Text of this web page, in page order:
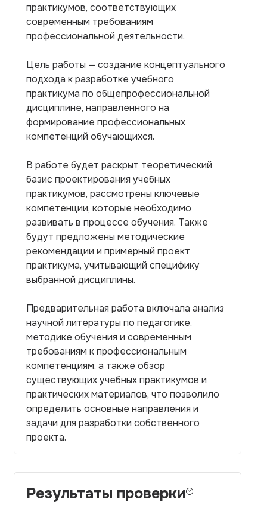
практикумов, соответствующих
современным требованиям
профессиональной деятельности.
Цель работы — создание концептуального
подхода к разработке учебного
практикума по общепрофессиональной
дисциплине, направленного на
формирование профессиональных
компетенций обучающихся.
В работе будет раскрыт теоретический
базис проектирования учебных
практикумов, рассмотрены ключевые
компетенции, которые необходимо
развивать в процессе обучения. Также
будут предложены методические
рекомендации и примерный проект
практикума, учитывающий специфику
выбранной дисциплины.
Предварительная работа включала анализ
научной литературы по педагогике,
методике обучения и современным
требованиям к профессиональным
компетенциям, а также обзор
существующих учебных практикумов и
практических материалов, что позволило
определить основные направления и
задачи для разработки собственного
проекта.
Результаты проверки